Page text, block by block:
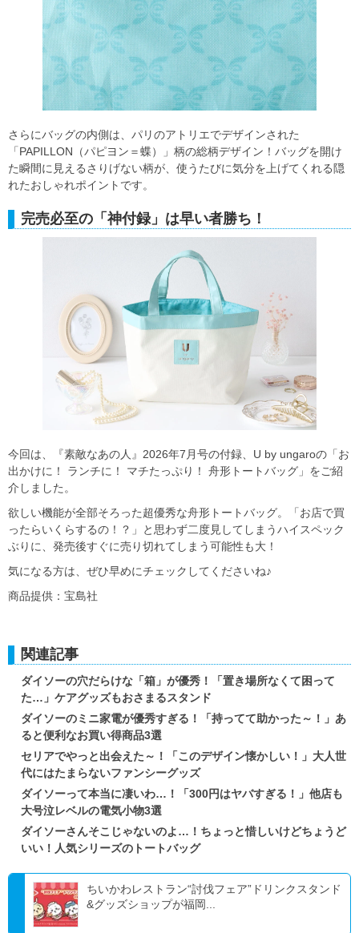
さらにバッグの内側は、パリのアトリエでデザインされた
「PAPILLON（パピヨン＝蝶）」柄の総柄デザイン！バッグを開け
た瞬間に見えるさりげない柄が、使うたびに気分を上げてくれる隠
れたおしゃれポイントです。
完売必至の「神付録」は早い者勝ち！
今回は、『素敵なあの人』2026年7月号の付録、U by ungaroの「お
出かけに！ ランチに！ マチたっぷり！ 舟形トートバッグ」をご紹
介しました。
欲しい機能が全部そろった超優秀な舟形トートバッグ。「お店で買
ったらいくらするの！？」と思わず二度見してしまうハイスペック
ぶりに、発売後すぐに売り切れてしまう可能性も大！
気になる方は、ぜひ早めにチェックしてくださいね♪
商品提供：宝島社
関連記事
ダイソーの穴だらけな「箱」が優秀！「置き場所なくて困って
た…」ケアグッズもおさまるスタンド
ダイソーのミニ家電が優秀すぎる！「持ってて助かった～！」あ
ると便利なお買い得商品3選
セリアでやっと出会えた～！「このデザイン懐かしい！」大人世
代にはたまらないファンシーグッズ
ダイソーって本当に凄いわ…！「300円はヤバすぎる！」他店も
大号泣レベルの電気小物3選
ダイソーさんそこじゃないのよ…！ちょっと惜しいけどちょうど
いい！人気シリーズのトートバッグ
ちいかわレストラン“討伐フェア”ドリンクスタンド
&グッズショップが福岡...